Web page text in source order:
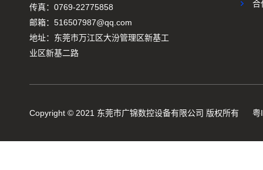
传真：0769-22775858
邮箱：516507987@qq.com
地址：东莞市万江区大汾管理区新基工
业区新基二路
合
Copyright © 2021 东莞市广锦数控设备有限公司 版权所有 粤